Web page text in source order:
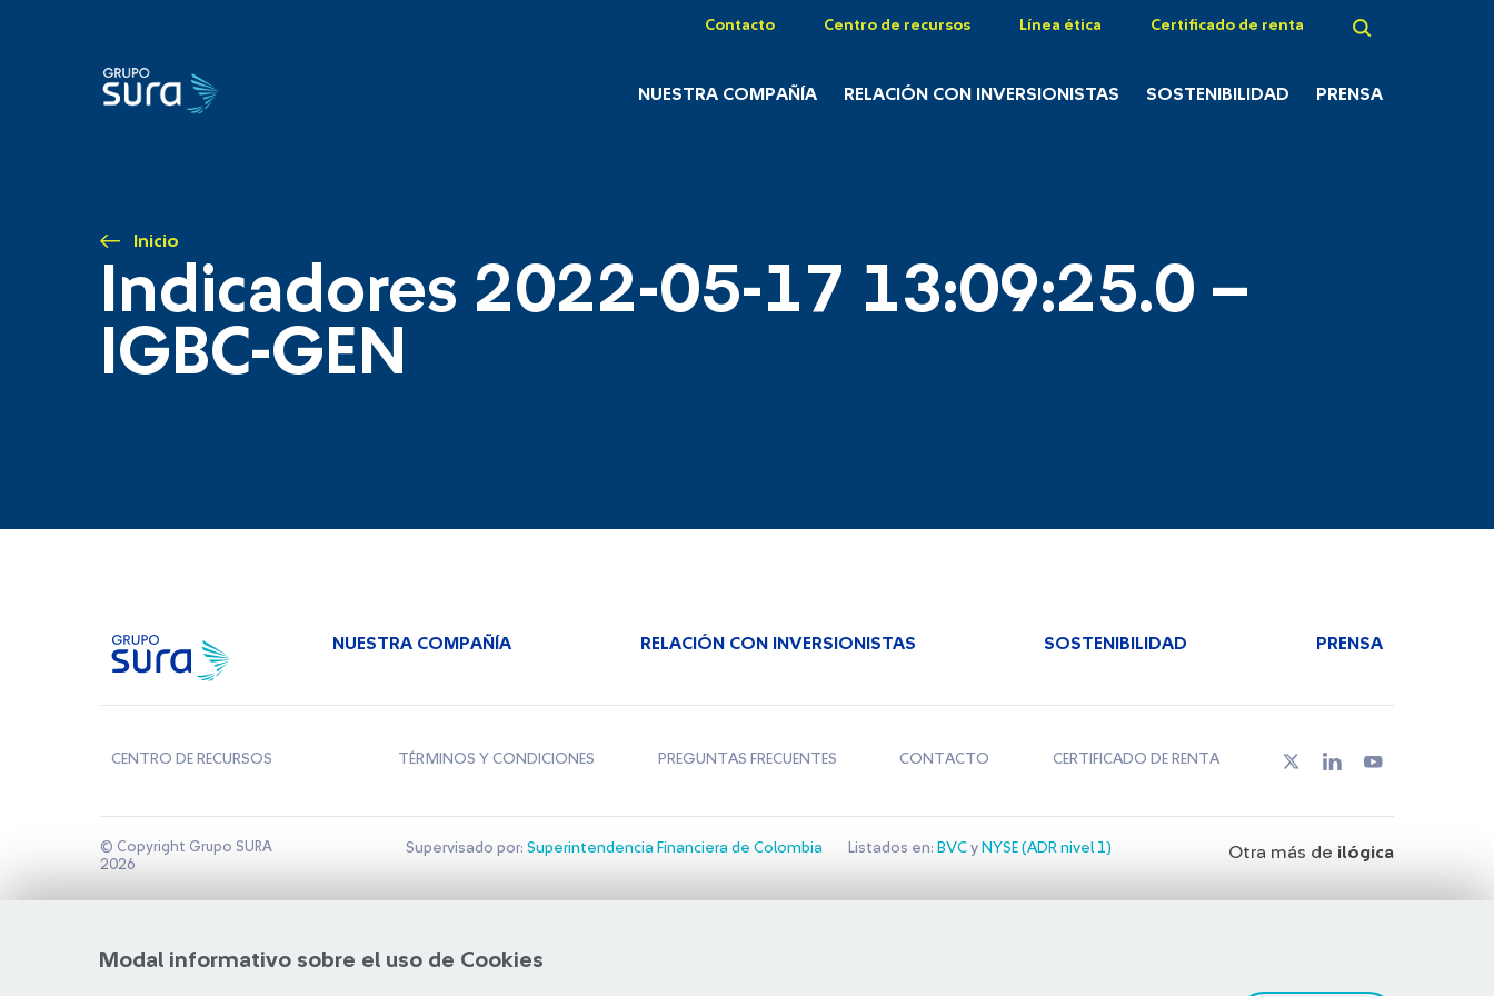
Contacto Centro de recursos Línea ética Certificado de renta
NUESTRA COMPAÑÍA RELACIÓN CON INVERSIONISTAS SOSTENIBILIDAD PRENSA
Inicio
Indicadores 2022-05-17 13:09:25.0 –
IGBC-GEN
Modal informativo sobre el uso de Cookies
NUESTRA COMPAÑÍA RELACIÓN CON INVERSIONISTAS SOSTENIBILIDAD PRENSA
CENTRO DE RECURSOS TÉRMINOS Y CONDICIONES PREGUNTAS FRECUENTES CONTACTO CERTIFICADO DE RENTA
© Copyright Grupo SURA
2026
Supervisado por: Superintendencia Financiera de Colombia Listados en: BVCy NYSE (ADR nivel 1) Otra más de ilógica